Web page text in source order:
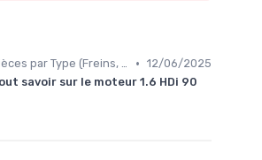
Pièces par Type (Freins, Moteur, etc.) • 12/06/2025
savoir sur le moteur 1.6 HDi 90